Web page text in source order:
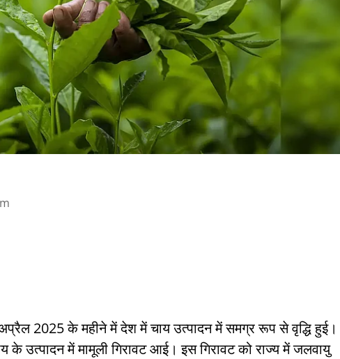
2025 के महीने में देश में चाय उत्पादन में समग्र रूप से वृद्धि हुई।
के उत्पादन में मामूली गिरावट आई। इस गिरावट को राज्य में जलवायु